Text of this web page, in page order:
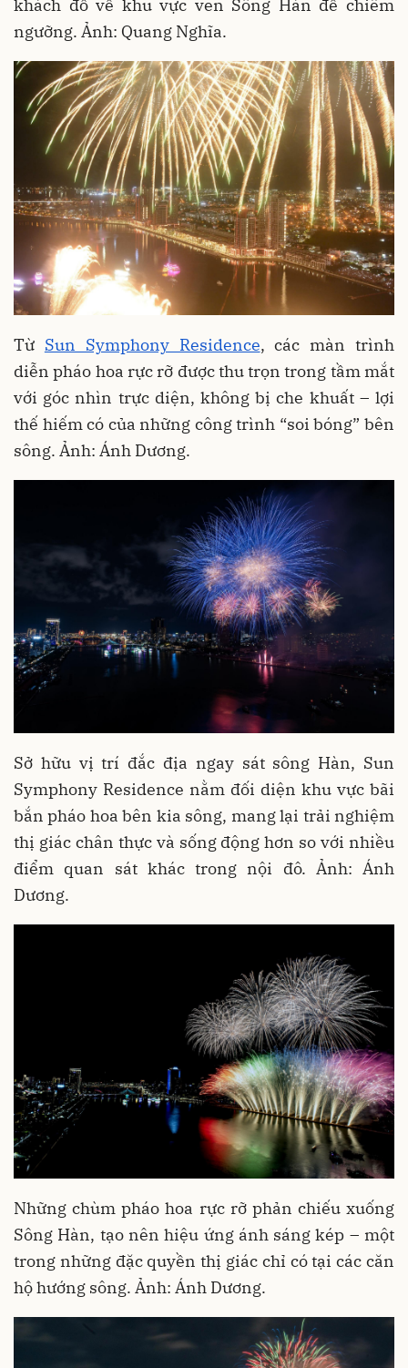
khách đổ về khu vực ven Sông Hàn để chiêm
ngưỡng. Ảnh: Quang Nghĩa.
Từ Sun Symphony Residence, các màn trình
diễn pháo hoa rực rỡ được thu trọn trong tầm mắt
với góc nhìn trực diện, không bị che khuất – lợi
thế hiếm có của những công trình “soi bóng” bên
sông. Ảnh: Ánh Dương.
Sở hữu vị trí đắc địa ngay sát sông Hàn, Sun
Symphony Residence nằm đối diện khu vực bãi
bắn pháo hoa bên kia sông, mang lại trải nghiệm
thị giác chân thực và sống động hơn so với nhiều
điểm quan sát khác trong nội đô. Ảnh: Ánh
Dương.
Những chùm pháo hoa rực rỡ phản chiếu xuống
Sông Hàn, tạo nên hiệu ứng ánh sáng kép – một
trong những đặc quyền thị giác chỉ có tại các căn
hộ hướng sông. Ảnh: Ánh Dương.